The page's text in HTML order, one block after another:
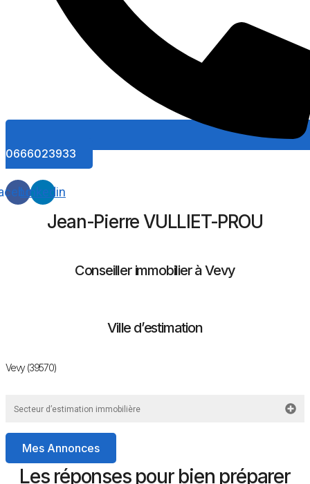
0666023933
Linkedin
Jean-Pierre VULLIET-PROU
Conseiller immobilier à Vevy
Ville d’estimation
Vevy (39570)
Secteur d’estimation immobilière
Mes Annonces
Les réponses pour bien préparer